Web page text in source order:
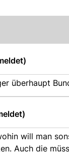
überhaupt
will man
Auch die